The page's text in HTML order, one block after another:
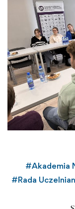
#Akademia
#Rada